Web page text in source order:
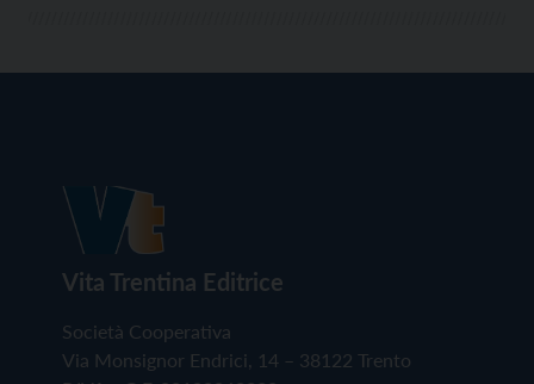
Vita Trentina Editrice
Società Cooperativa
Via Monsignor Endrici, 14 – 38122 Trento